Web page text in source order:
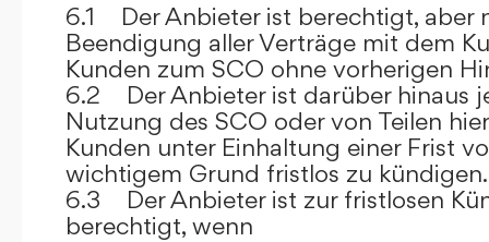
6.1 Der Anbieter ist berechtigt, aber
Beendigung aller Verträge mit dem
Kunden zum SCO ohne vorherigen
6.2 Der Anbieter ist darüber hinaus
Nutzung des SCO oder von Teilen
Kunden unter Einhaltung einer Frist
wichtigem Grund fristlos zu kündigen.
6.3 Der Anbieter ist zur fristlosen
berechtigt, wenn